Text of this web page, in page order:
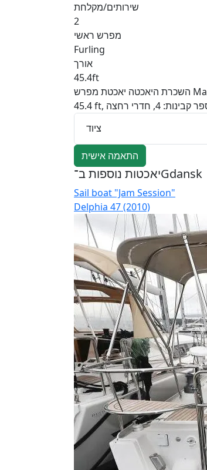
שירותים/מקלחת
2
מפרש ראשי
Furling
אורך
45.4ft
השכרת היאכטה יאכטת מפרש Maui ב־פולין, Gdansk: הצעות שנבדקו, תמחור שקוף ותמיכה של Charter Easy לפני ההפלגה, במהלכה ואחריה. מפרט היאכטה: אורך
ציוד
התאמה אישית
יאכטות נוספות ב־Gdansk
Sail boat "Jam Session"
Delphia 47 (2010)